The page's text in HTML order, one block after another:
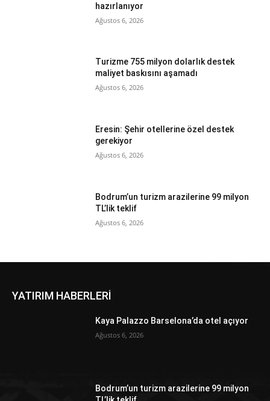
hazırlanıyor
Ağustos 6, 2026
Turizme 755 milyon dolarlık destek
maliyet baskısını aşamadı
Ağustos 6, 2026
Eresin: Şehir otellerine özel destek
gerekiyor
Ağustos 6, 2026
Bodrum’un turizm arazilerine 99 milyon
TL’lik teklif
Ağustos 6, 2026
YATIRIM HABERLERİ
Kaya Palazzo Barselona’da otel açıyor
Ağustos 6, 2026
Bodrum’un turizm arazilerine 99 milyon